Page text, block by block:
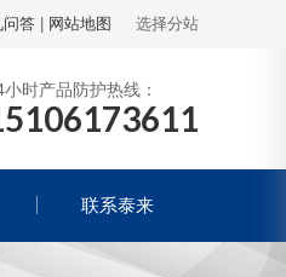
选择分站
问答 网站地图
小时产品防护热线：
联系泰来